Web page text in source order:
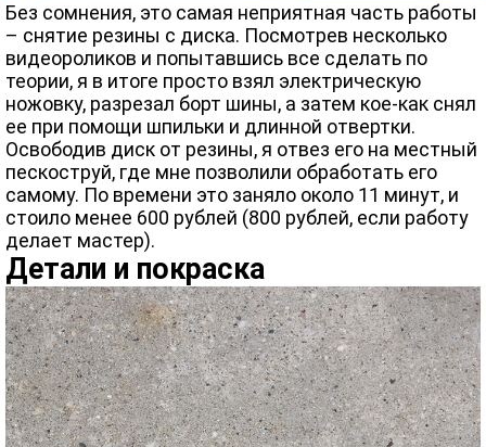
Без сомнения, это самая неприятная часть работы
– снятие резины с диска. Посмотрев несколько
видеороликов и попытавшись все сделать по
теории, я в итоге просто взял электрическую
ножовку, разрезал борт шины, а затем кое-как снял
ее при помощи шпильки и длинной отвертки.
Освободив диск от резины, я отвез его на местный
пескоструй, где мне позволили обработать его
самому. По времени это заняло около 11 минут, и
стоило менее 600 рублей (800 рублей, если работу
делает мастер).
Детали и покраска